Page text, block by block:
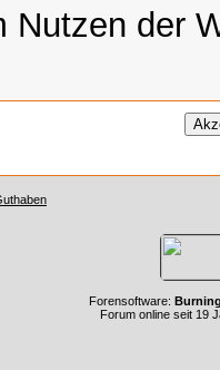
Nutzen der
Forensoftware:
Forum online seit 19